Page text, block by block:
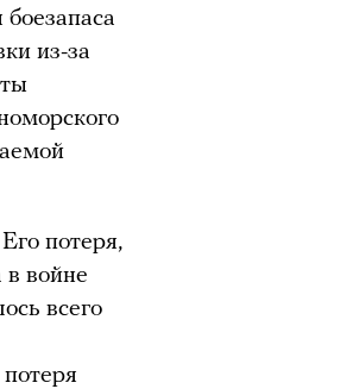
из-за
потеря,
в войне
всего